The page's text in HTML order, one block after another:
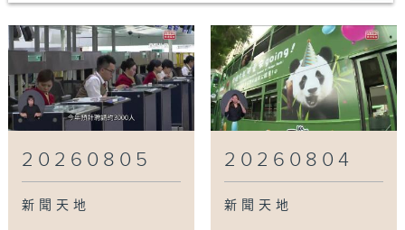
20260805
新聞天地
20260804
新聞天地